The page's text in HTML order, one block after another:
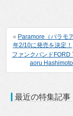
« Paramore（パラモ
年2/10に発売を決定！
ファンクバンドFORD
aoru
最近の特集記事